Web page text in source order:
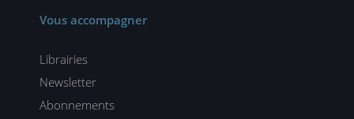
Vous accompagner
Librairies
Newsletter
Abonnements